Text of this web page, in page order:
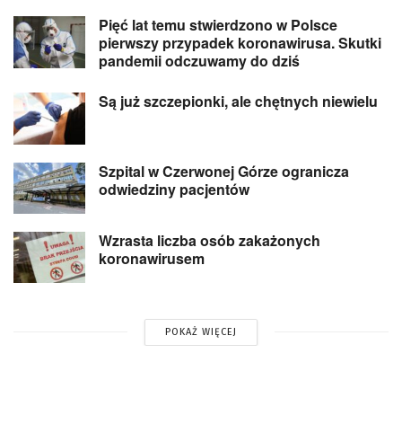
Pięć lat temu stwierdzono w Polsce
pierwszy przypadek koronawirusa. Skutki
pandemii odczuwamy do dziś
Są już szczepionki, ale chętnych niewielu
Szpital w Czerwonej Górze ogranicza
odwiedziny pacjentów
Wzrasta liczba osób zakażonych
koronawirusem
POKAŻ WIĘCEJ